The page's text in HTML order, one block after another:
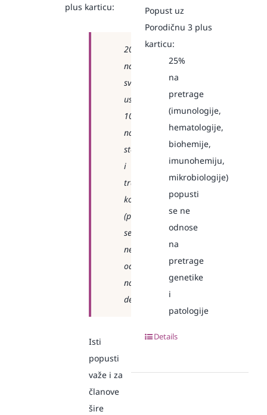
plus karticu:
20%
na
sve
usluge
10%
na
stomatologiju
i
transplataciju
kose
(popusti
se
ne
odnose
na
dermatologiju)
Isti
popusti
važe i za
članove
šire
Popust uz
Porodičnu 3 plus
karticu:
25%
na
pretrage
(imunologije,
hematologije,
biohemije,
imunohemiju,
mikrobiologije)
popusti
se ne
odnose
na
pretrage
genetike
i
patologije
Details